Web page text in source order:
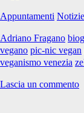
vegan
confronto
a
Zelarino
Appuntamenti
Adriano Fragano
vegano pic-nic vegan
veganismo venezia
Lascia un commento